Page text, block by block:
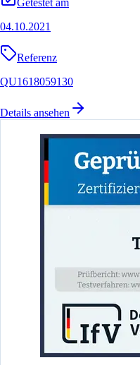
Getestet am
04.10.2021
Referenz
QU1618059130
Details ansehen